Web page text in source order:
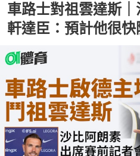
車路士對祖雲達斯
軒達臣：預計他很